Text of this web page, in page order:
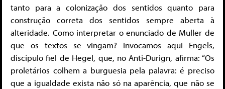
tanto para a colonização dos sentidos quanto para
construção correta dos sentidos sempre aberta à
alteridade. Como interpretar o enunciado de Muller de
que os textos se vingam? Invocamos aqui Engels,
discípulo fiel de Hegel, que, no Anti-Durign, afirma: “Os
proletários colhem a burguesia pela palavra: é preciso
que a igualdade exista não só na aparência, que não se